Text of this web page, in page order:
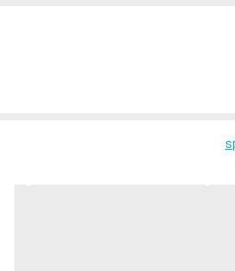
ساب ووفر و در کنار ساب ووفر